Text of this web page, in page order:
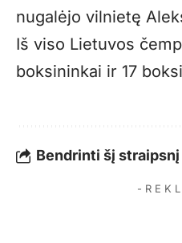
nugalėjo vilnietę
Iš viso Lietuvos
boksininkai ir 17
Bendrinti šį straipsnį
- R E K